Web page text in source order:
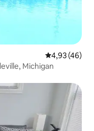
Évaluation
4,93 (46)
Michigan